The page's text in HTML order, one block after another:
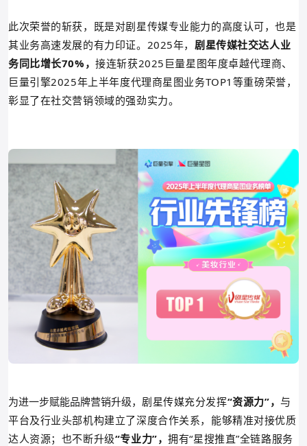
此次荣誉的斩获，既是对剧星传媒专业能力的高度认可，也是
其业务高速发展的有力印证。2025年， 剧星传媒社交达人业
务同比增长70%，接连斩获2025巨量星图年度卓越代理商、
巨量引擎2025年上半年度代理商星图业务TOP1等重磅荣誉，
彰显了在社交营销领域的强劲实力。
为进一步赋能品牌营销升级， 剧星传媒充分发挥“资源力”，与
平台及行业头部机构建立了深度合作关系，能够精准对接优质
达人资源；也不断升级“专业力”，拥有“星搜推直”全链路服务